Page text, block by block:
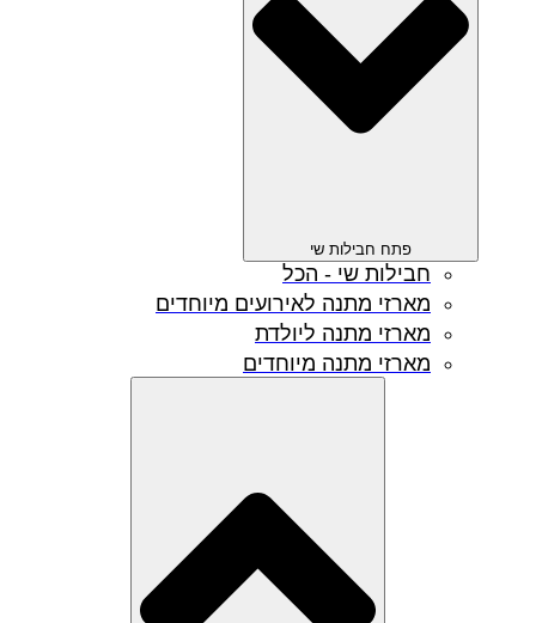
פתח חבילות שי
חבילות שי - הכל
מארזי מתנה לאירועים מיוחדים
מארזי מתנה ליולדת
מארזי מתנה מיוחדים